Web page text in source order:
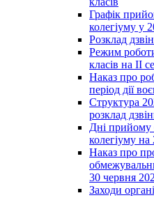
Графік
колегіуму у
Розклад
Режим
класів на ІІ
Наказ про
період дії
Структура
розклад
Дні прийому
колегіуму
Наказ про
30 червня
Заходи